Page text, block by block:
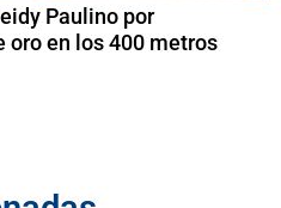
Paulino por
oro en los 400 metros